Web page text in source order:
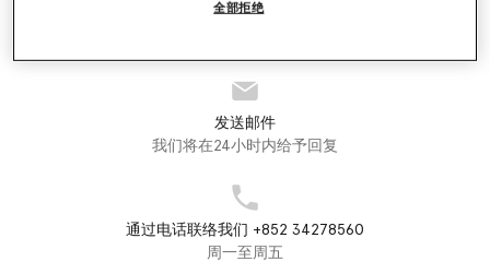
门店定位器
发送邮件
我们将在24小时内给予回复
通过电话联络我们 +852 34278560
周一至周五
全部拒绝